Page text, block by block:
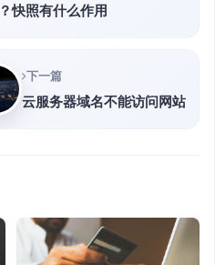
快照有什么作用
下一篇
云服务器域名不能访问网站